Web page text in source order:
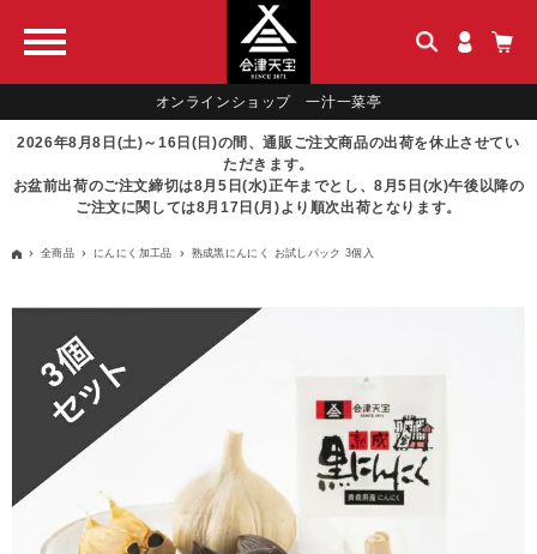
オンラインショップ 一汁一菜亭
2026年8月8日(土)～16日(日)の間、通販ご注文商品の出荷を休止させてい
ただきます。
お盆前出荷のご注文締切は8月5日(水)正午までとし、8月5日(水)午後以降の
ご注文に関しては8月17日(月)より順次出荷となります。
全商品 にんにく加工品 熟成黒にんにく お試しパック 3個入